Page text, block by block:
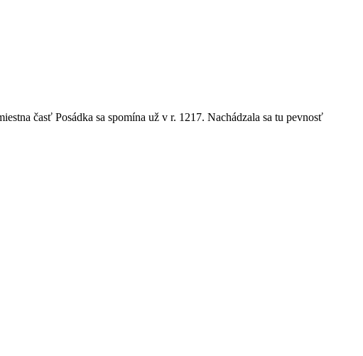
časť Posádka sa spomína už v r. 1217. Nachádzala sa tu pevnosť